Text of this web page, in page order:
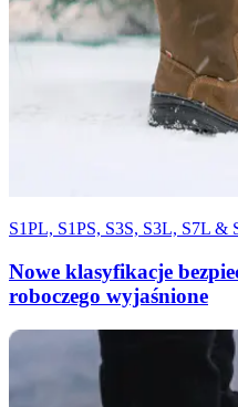
S1PL, S1PS, S3S, S3L, S7L &
Nowe klasyfikacje
roboczego wyjaśnione